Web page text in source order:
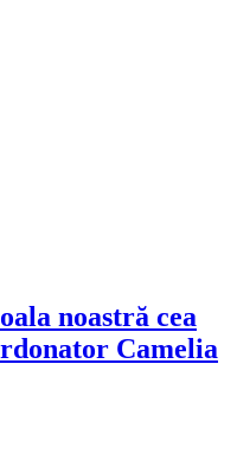
noastră cea
Camelia